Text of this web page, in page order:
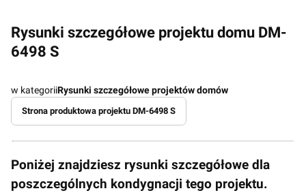
Rysunki szczegółowe projektu domu DM-
6498 S
w kategoriiRysunki szczegółowe projektów domów
Strona produktowa projektu DM-6498 S
Poniżej znajdziesz rysunki szczegółowe dla
poszczególnych kondygnacji tego projektu.